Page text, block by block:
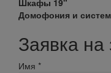
Шкафы 19"
Домофония и
Заявка на
Имя *